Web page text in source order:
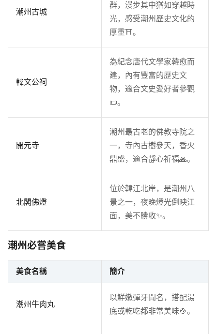
潮州古城
群，漫步其中猶如穿越時
光，感受潮州歷史文化的
厚重⛩️。
韓文公祠
為紀念唐代文學家韓愈而
建，內有豐富的歷史文
物，適合文史愛好者參觀
📜。
開元寺
潮州最古老的佛教寺院之
一，寺內古樹參天，香火
鼎盛，適合靜心祈福🙏。
北閣佛燈
位於韓江北岸，是潮州八
景之一，夜晚燈光倒映江
面，美不勝收✨。
潮州必嘗美食
美食名稱 簡介
潮州牛肉丸
以鮮嫩彈牙聞名，搭配湯
底或乾吃都非常美味🍲。